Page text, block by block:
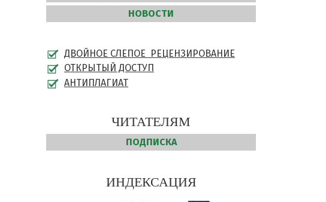
НОВОСТИ
ДВОЙНОЕ СЛЕПОЕ РЕЦЕНЗИРОВАНИЕ
ОТКРЫТЫЙ ДОСТУП
АНТИПЛАГИАТ
ЧИТАТЕЛЯМ
ПОДПИСКА
ИНДЕКСАЦИЯ